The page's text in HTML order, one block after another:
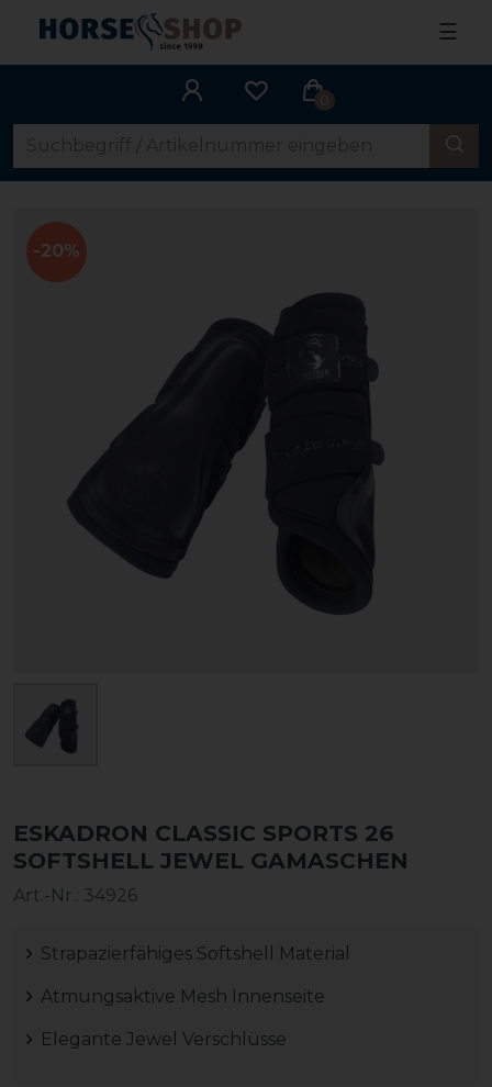
☰
0
-20%
ESKADRON CLASSIC SPORTS 26
SOFTSHELL JEWEL GAMASCHEN
Art.-Nr.: 34926
Strapazierfähiges Softshell Material
Atmungsaktive Mesh Innenseite
Elegante Jewel Verschlüsse